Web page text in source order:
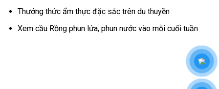
Thưởng thức ẩm thực đặc sắc trên du thuyền
Xem cầu Rồng phun lửa, phun nước vào mỗi cuối tuần